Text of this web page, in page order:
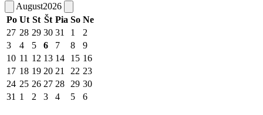
August2026
Po Ut St Št Pia So Ne
27 28 29 30 31 1
2
3
4 5 6 7 8
9
10 11 12 13 14 15 16
17 18 19 20 21 22 23
24 25 26 27 28 29 30
31 1 2 3 4 5 6